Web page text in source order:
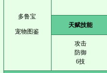
多鲁宝
宠物图鉴
天赋技能
攻击
防御
6技